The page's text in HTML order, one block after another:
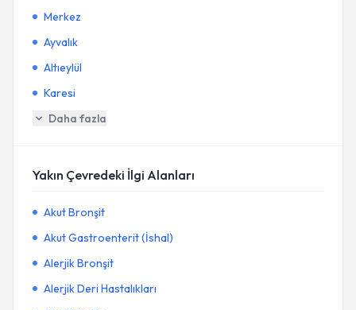
Merkez
Ayvalık
Altıeylül
Karesi
Daha fazla
Yakın Çevredeki İlgi Alanları
Akut Bronşit
Akut Gastroenterit (İshal)
Alerjik Bronşit
Alerjik Deri Hastalıkları